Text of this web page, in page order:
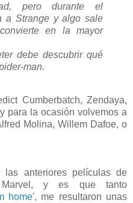
pero durante el
a Strange y algo sale
en la mayor
debe descubrir qué
man.
Cumberbatch, Zendaya,
para la ocasión volvemos a
Molina, Willem Dafoe, o
anteriores películas de
y es que tanto
home', me resultaron unas